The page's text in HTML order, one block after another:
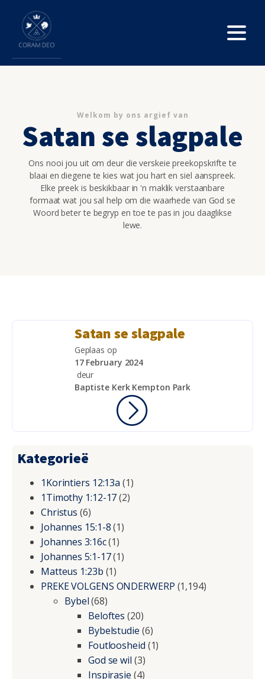
Welkom by ons argief van
Satan se slagpale
Ons nooi jou uit om deur die verskeie preekopskrifte te
blaai en diegene te kies wat jou hart en siel aanspreek.
Elke preek is beskikbaar in 'n maklik verstaanbare
formaat wat jou sal help om die waarhede van God se
Woord beter te begryp en toe te pas in jou daaglikse
lewe.
Satan se slagpale
Geplaas op
17 February 2024
deur
Baptiste Kerk Kempton Park
Kategorieë
1Korintiers 12:13a (1)
1Timothy 1:12-17(2)
Christus (6)
Johannes 15:1-8(1)
Johannes 3:16c(1)
Johannes 5:1-17(1)
Matteus 1:23b (1)
PREKE VOLGENS ONDERWERP (1,194)
Bybel(68)
Beloftes (20)
Bybelstudie (6)
Foutloosheid (1)
God se wil (3)
Inspirasie (4)